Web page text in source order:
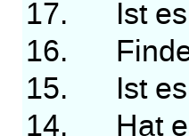
17. Ist es
16. Findet
15. Ist es
14. Hat es